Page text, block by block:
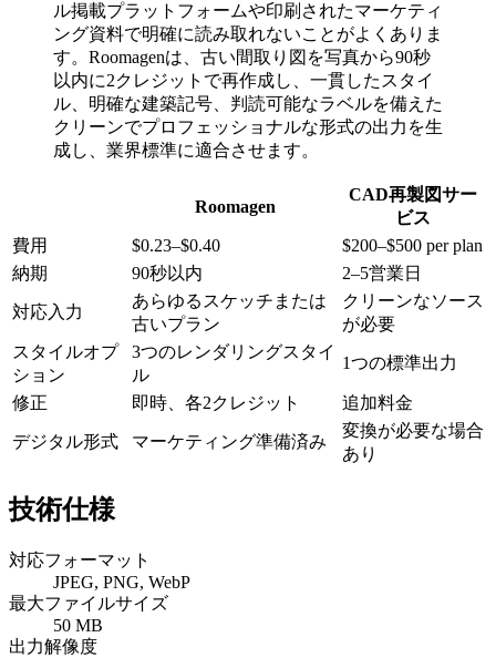
ル掲載プラットフォームや印刷されたマーケティ
ング資料で明確に読み取れないことがよくありま
す。Roomagenは、古い間取り図を写真から90秒
以内に2クレジットで再作成し、一貫したスタイ
ル、明確な建築記号、判読可能なラベルを備えた
クリーンでプロフェッショナルな形式の出力を生
成し、業界標準に適合させます。
Roomagen
CAD再製図サー
ビス
費用
$0.23–$0.40
$200–$500 per plan
納期
90秒以内 2–5営業日
対応入力
あらゆるスケッチまたは
古いプラン
クリーンなソース
が必要
スタイルオプ
ション
3つのレンダリングスタイ
ル
1つの標準出力
修正 即時、各2クレジット 追加料金
デジタル形式 マーケティング準備済み
変換が必要な場合
あり
技術仕様
対応フォーマット
JPEG, PNG, WebP
最大ファイルサイズ
50 MB
出力解像度